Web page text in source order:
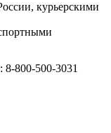
курьерскими
800-500-3031